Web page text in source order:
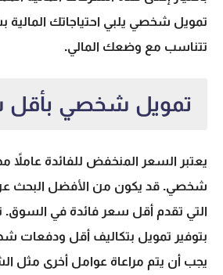
تمويل شخصي يلبي احتياجاتك
تتناسب مع وضعك المالي.
تمويل شخصي بأقل
يعتبر السعر المنخفض للفائدة عاملاً
شخصي. قد يكون من الأفضل البحث عن
التي تقدم أقل سعر فائدة في
بتوفير تمويل بتكاليف أقل ودفعات
يجب أن يتم مراعاة عوامل أخرى مثل